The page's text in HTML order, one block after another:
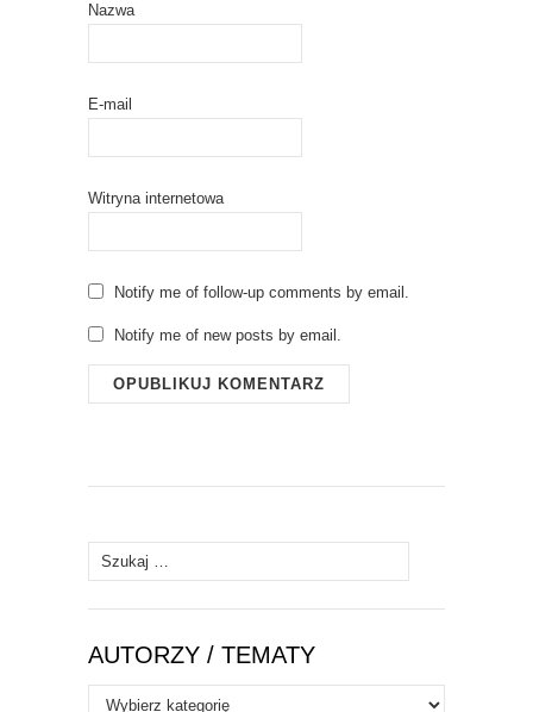
Nazwa
E-mail
Witryna internetowa
Notify me of follow-up comments by email.
Notify me of new posts by email.
Szukaj:
AUTORZY / TEMATY
Autorzy